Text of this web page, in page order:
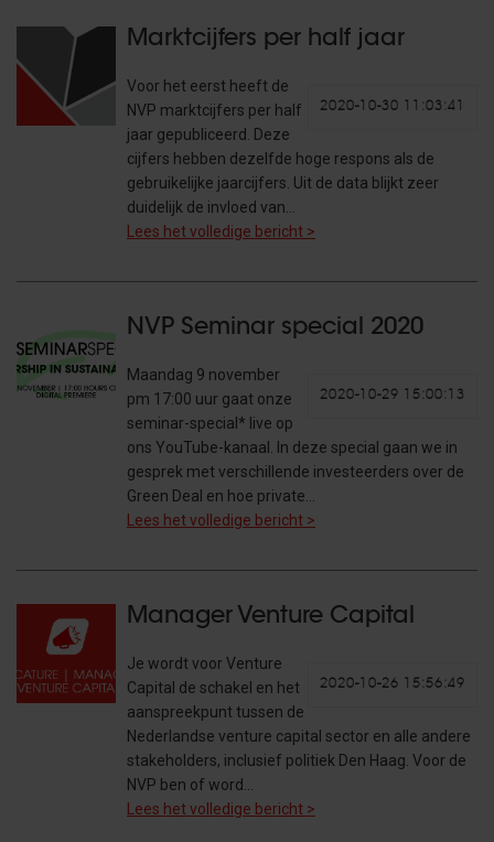
Marktcijfers per half jaar
2020-10-30 11:03:41
Voor het eerst heeft de
NVP marktcijfers per half
jaar gepubliceerd. Deze
cijfers hebben dezelfde hoge respons als de
gebruikelijke jaarcijfers. Uit de data blijkt zeer
duidelijk de invloed van…
Lees het volledige bericht >
NVP Seminar special 2020
2020-10-29 15:00:13
Maandag 9 november
pm 17:00 uur gaat onze
seminar-special* live op
ons YouTube-kanaal. In deze special gaan we in
gesprek met verschillende investeerders over de
Green Deal en hoe private…
Lees het volledige bericht >
Manager Venture Capital
2020-10-26 15:56:49
Je wordt voor Venture
Capital de schakel en het
aanspreekpunt tussen de
Nederlandse venture capital sector en alle andere
stakeholders, inclusief politiek Den Haag. Voor de
NVP ben of word…
Lees het volledige bericht >